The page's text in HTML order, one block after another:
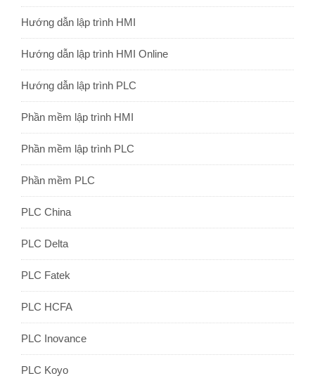
Hướng dẫn lập trình HMI
Hướng dẫn lập trình HMI Online
Hướng dẫn lập trình PLC
Phần mềm lập trình HMI
Phần mềm lập trình PLC
Phần mềm PLC
PLC China
PLC Delta
PLC Fatek
PLC HCFA
PLC Inovance
PLC Koyo